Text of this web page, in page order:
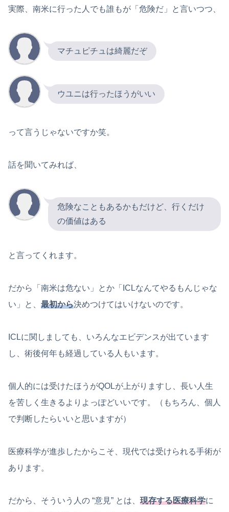
実際、南米に行った人でも誰もが「危険だ」と言いつつ、
マチュピチュは綺麗だぞ
ウユニは行ったほうがいい
って言うじゃないですか笑。
話を聞いてみれば、
危険なこともあるかもだけど、行くだけ
の価値はある
と言ってくれます。
だから「南米は危ない」とか「ICLなんてやるもんじゃな
い」と、 最初から決めつけてはいけないのです。
ICLに関しましても、いろんなエビデンスが出ています
し、術後何年も経過している人もいます。
個人的には受けたほうがQOLが上がりますし、長い人生
を苦しく生きるよりよっぽどいいです。（もちろん、個人
で判断したらいいと思いますが）
医療科学が進歩したからこそ、現代では受けられる手術が
あります。
だから、そういう人の “意見” とは、 現存する医療科学に